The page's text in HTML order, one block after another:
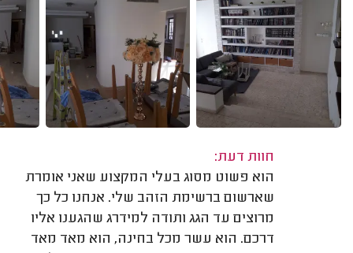
חוות דעת:
הוא פשוט מסוג בעלי המקצוע שאני אומרת
שארשום ברשימת הזהב שלי. אנחנו כל כך
מרוצים עד הגג ותודה למידרג שהגענו אליו
דרכם. הוא עשר מכל בחינה, הוא מאד מאד